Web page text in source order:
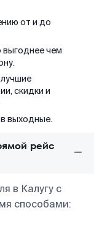
от и до
выгоднее чем
скидки и
выходные.
рейс
в Калугу с
способами: